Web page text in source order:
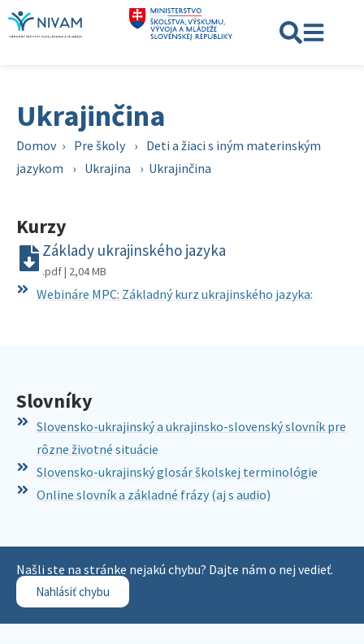
Ukrajinčina
Domov › Pre školy › Deti a žiaci s iným materinským
jazykom
› Ukrajina › Ukrajinčina
Kurzy
Základy ukrajinského jazyka
.pdf | 2,04 MB
Webináre MPC: Základný kurz ukrajinského jazyka:
Slovníky
Slovensko-ukrajinský a ukrajinsko-slovenský slovník pre
rôzne životné situácie
Slovensko-ukrajinský glosár školskej terminológie
Online slovník a základné frázy (aj s audio)
Našli ste na stránke nejakú chybu? Dajte nám o nej vedieť.
Nahlásiť chybu